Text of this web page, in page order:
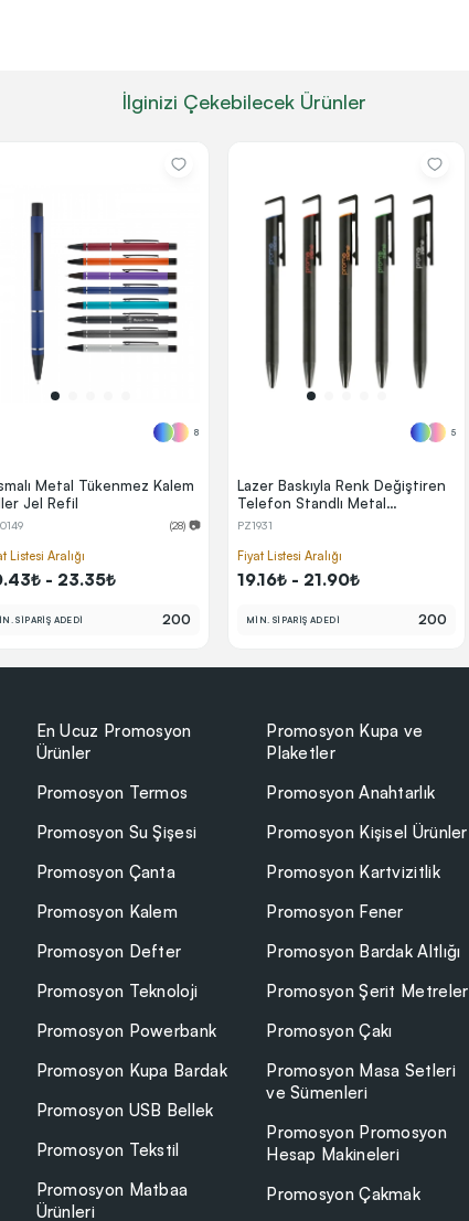
İlginizi Çekebilecek Ürünler
8
Metal Tükenmez Kalem
Jel Refil
(28) 📷
Listesi Aralığı
- 23.35₺
SİPARİŞ ADEDİ 200
5
Lazer Baskıyla Renk Değiştiren
Telefon Standlı Metal
Tükenmez Kalem
PZ1931
Fiyat Listesi Aralığı
19.16₺ - 21.90₺
MİN. SİPARİŞ ADEDİ 200
En Ucuz Promosyon
Ürünler
Promosyon Termos
Promosyon Su Şişesi
Promosyon Çanta
Promosyon Kalem
Promosyon Defter
Promosyon Teknoloji
Promosyon Powerbank
Promosyon Kupa Bardak
Promosyon USB Bellek
Promosyon Tekstil
Promosyon Matbaa
Ürünleri
Promosyon Kupa ve
Plaketler
Promosyon Anahtarlık
Promosyon Kişisel Ürünler
Promosyon Kartvizitlik
Promosyon Fener
Promosyon Bardak Altlığı
Promosyon Şerit Metreler
Promosyon Çakı
Promosyon Masa Setleri
ve Sümenleri
Promosyon Promosyon
Hesap Makineleri
Promosyon Çakmak